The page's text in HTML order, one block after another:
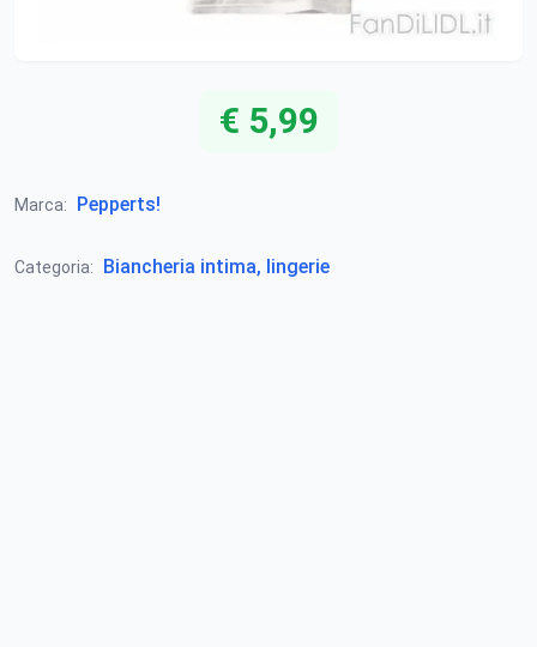
€ 5,99
Marca: Pepperts!
Categoria: Biancheria intima, lingerie